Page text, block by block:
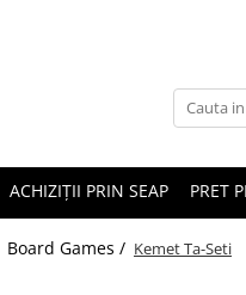
ACHIZIȚII PRIN SEAP PRET
Board Games / Kemet Ta-Seti